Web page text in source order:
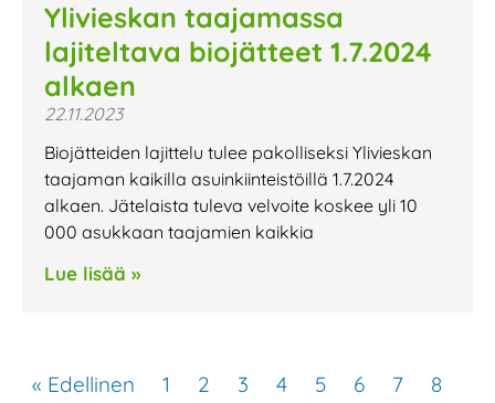
Ylivieskan taajamassa
lajiteltava biojätteet 1.7.2024
alkaen
22.11.2023
Biojätteiden lajittelu tulee pakolliseksi Ylivieskan
taajaman kaikilla asuinkiinteistöillä 1.7.2024
alkaen. Jätelaista tuleva velvoite koskee yli 10
000 asukkaan taajamien kaikkia
Lue lisää »
« Edellinen 1 2 3 4 5 6 7
8